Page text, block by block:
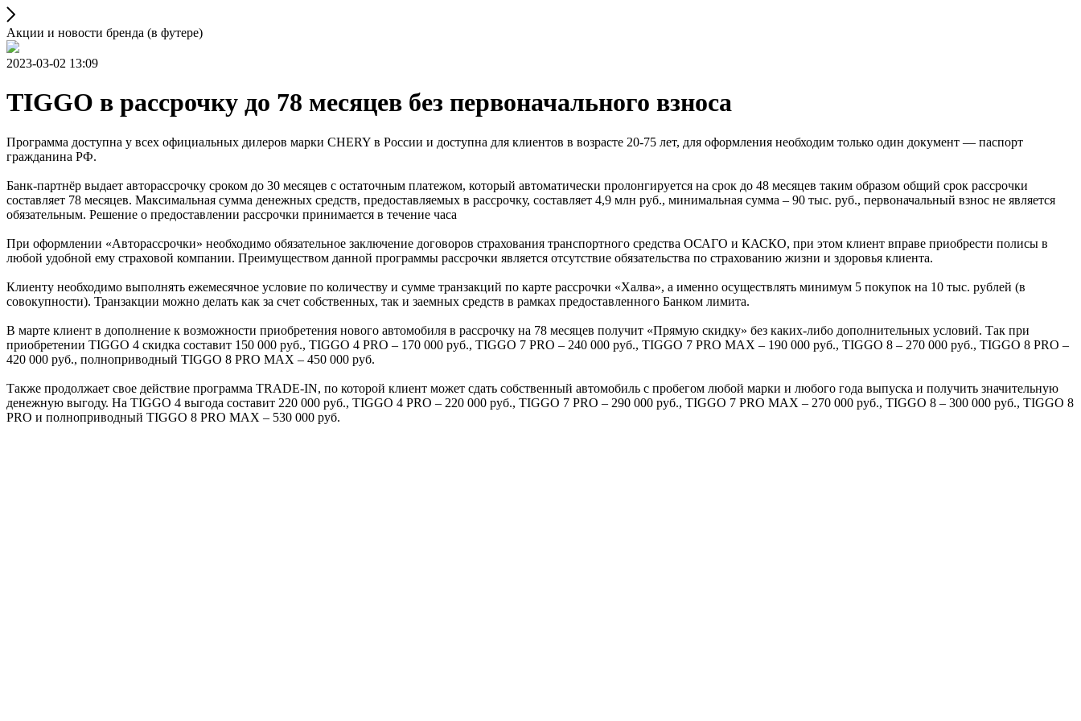
Акции и новости бренда (в футере)
2023-03-02 13:09
TIGGO в рассрочку до 78 месяцев без первоначального взноса
Программа доступна у всех официальных дилеров марки CHERY в России и доступна для клиентов в возрасте 20-75 лет, для оформления необходим только один документ — паспорт
гражданина РФ.
Банк-партнёр выдает авторассрочку сроком до 30 месяцев с остаточным платежом, который автоматически пролонгируется на срок до 48 месяцев таким образом общий срок рассрочки
составляет 78 месяцев. Максимальная сумма денежных средств, предоставляемых в рассрочку, составляет 4,9 млн руб., минимальная сумма – 90 тыс. руб., первоначальный взнос не является
обязательным. Решение о предоставлении рассрочки принимается в течение часа
При оформлении «Авторассрочки» необходимо обязательное заключение договоров страхования транспортного средства ОСАГО и КАСКО, при этом клиент вправе приобрести полисы в
любой удобной ему страховой компании. Преимуществом данной программы рассрочки является отсутствие обязательства по страхованию жизни и здоровья клиента.
Клиенту необходимо выполнять ежемесячное условие по количеству и сумме транзакций по карте рассрочки «Халва», а именно осуществлять минимум 5 покупок на 10 тыс. рублей (в
совокупности). Транзакции можно делать как за счет собственных, так и заемных средств в рамках предоставленного Банком лимита.
В марте клиент в дополнение к возможности приобретения нового автомобиля в рассрочку на 78 месяцев получит «Прямую скидку» без каких-либо дополнительных условий. Так при
приобретении TIGGO 4 скидка составит 150 000 руб., TIGGO 4 PRO – 170 000 руб., TIGGO 7 PRO – 240 000 руб., TIGGO 7 PRO MAX – 190 000 руб., TIGGO 8 – 270 000 руб., TIGGO 8 PRO –
420 000 руб., полноприводный TIGGO 8 PRO MAX – 450 000 руб.
Также продолжает свое действие программа TRADE-IN, по которой клиент может сдать собственный автомобиль с пробегом любой марки и любого года выпуска и получить значительную
денежную выгоду. На TIGGO 4 выгода составит 220 000 руб., TIGGO 4 PRO – 220 000 руб., TIGGO 7 PRO – 290 000 руб., TIGGO 7 PRO MAX – 270 000 руб., TIGGO 8 – 300 000 руб., TIGGO 8
PRO и полноприводный TIGGO 8 PRO MAX – 530 000 руб.